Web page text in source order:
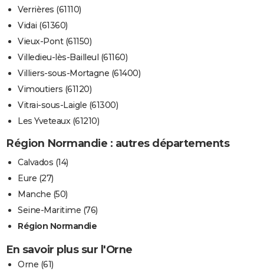
Verrières (61110)
Vidai (61360)
Vieux-Pont (61150)
Villedieu-lès-Bailleul (61160)
Villiers-sous-Mortagne (61400)
Vimoutiers (61120)
Vitrai-sous-Laigle (61300)
Les Yveteaux (61210)
Région Normandie : autres départements
Calvados (14)
Eure (27)
Manche (50)
Seine-Maritime (76)
Région Normandie
En savoir plus sur l'Orne
Orne (61)